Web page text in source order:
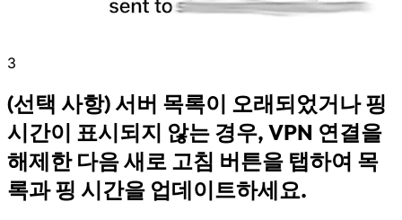
3
(선택 사항) 서버 목록이 오래되었거나 핑
시간이 표시되지 않는 경우, VPN 연결을
해제한 다음 새로 고침 버튼을 탭하여 목
록과 핑 시간을 업데이트하세요.